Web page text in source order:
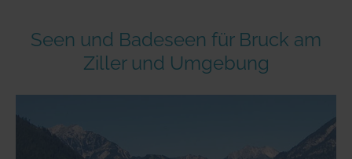
Auszeit & Wellness
Häuser auf dem Wasser
Top Seen nach Regionen
Deutschlands Lieblingsseen
Österreich
Seen und Badeseen für Bruck am
Ziller und Umgebung